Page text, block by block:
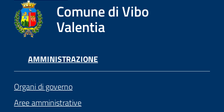
Comune di Vibo
Valentia
AMMINISTRAZIONE
Organi di governo
Aree amministrative